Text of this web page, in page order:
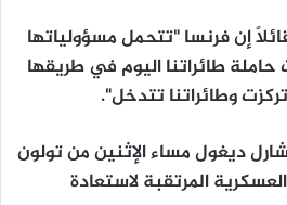
إن فرنسا "تتحمل مسؤولياتها
طائراتنا اليوم في طريقها
وطائراتنا تتدخل".
ديغول مساء الإثنين من تولون
المرتقبة لاستعادة